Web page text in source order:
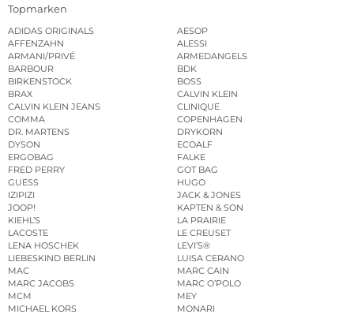
Topmarken
ADIDAS ORIGINALS
AESOP
AFFENZAHN
ALESSI
ARMANI/PRIVÉ
ARMEDANGELS
BARBOUR
BDK
BIRKENSTOCK
BOSS
BRAX
CALVIN KLEIN
CALVIN KLEIN JEANS
CLINIQUE
COMMA
COPENHAGEN
DR. MARTENS
DRYKORN
DYSON
ECOALF
ERGOBAG
FALKE
FRED PERRY
GOT BAG
GUESS
HUGO
IZIPIZI
JACK & JONES
JOOP!
KAPTEN & SON
KIEHL’S
LA PRAIRIE
LACOSTE
LE CREUSET
LENA HOSCHEK
LEVI’S®
LIEBESKIND BERLIN
LUISA CERANO
MAC
MARC CAIN
MARC JACOBS
MARC O’POLO
MCM
MEY
MICHAEL KORS
MONARI